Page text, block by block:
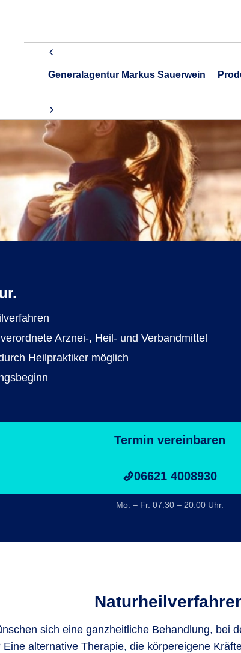
Generalagentur Markus Sauerwein
Arznei-, Heil- und Verbandmittel
Heilpraktiker möglich
Termin vereinbaren
06621 4008930
Mo. – Fr. 07:30 – 20:00 Uhr.
sich eine ganzheitliche Behandlung, bei
Eine alternative Therapie, die körpereigene